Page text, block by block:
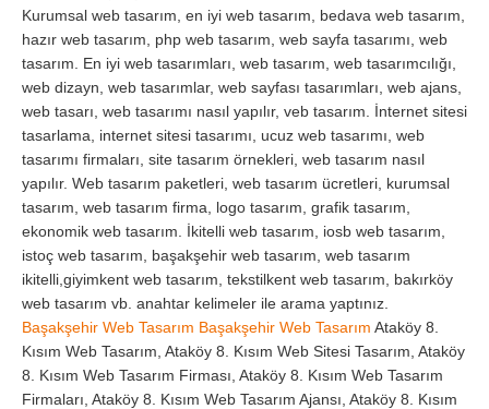
Kurumsal web tasarım, en iyi web tasarım, bedava web tasarım,
hazır web tasarım, php web tasarım, web sayfa tasarımı, web
tasarım. En iyi web tasarımları, web tasarım, web tasarımcılığı,
web dizayn, web tasarımlar, web sayfası tasarımları, web ajans,
web tasarı, web tasarımı nasıl yapılır, veb tasarım. İnternet sitesi
tasarlama, internet sitesi tasarımı, ucuz web tasarımı, web
tasarımı firmaları, site tasarım örnekleri, web tasarım nasıl
yapılır. Web tasarım paketleri, web tasarım ücretleri, kurumsal
tasarım, web tasarım firma, logo tasarım, grafik tasarım,
ekonomik web tasarım. İkitelli web tasarım, iosb web tasarım,
istoç web tasarım, başakşehir web tasarım, web tasarım
ikitelli,giyimkent web tasarım, tekstilkent web tasarım, bakırköy
web tasarım vb. anahtar kelimeler ile arama yaptınız.
Başakşehir Web Tasarım Başakşehir Web Tasarım Ataköy 8.
Kısım Web Tasarım, Ataköy 8. Kısım Web Sitesi Tasarım, Ataköy
8. Kısım Web Tasarım Firması, Ataköy 8. Kısım Web Tasarım
Firmaları, Ataköy 8. Kısım Web Tasarım Ajansı, Ataköy 8. Kısım